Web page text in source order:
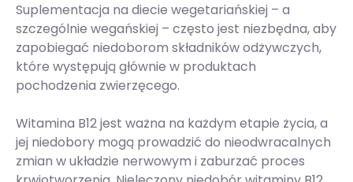
Suplementacja na diecie wegetariańskiej – a
szczególnie wegańskiej – często jest niezbędna, aby
zapobiegać niedoborom składników odżywczych,
które występują głównie w produktach
pochodzenia zwierzęcego.
Witamina B12 jest ważna na każdym etapie życia, a
jej niedobory mogą prowadzić do nieodwracalnych
zmian w układzie nerwowym i zaburzać proces